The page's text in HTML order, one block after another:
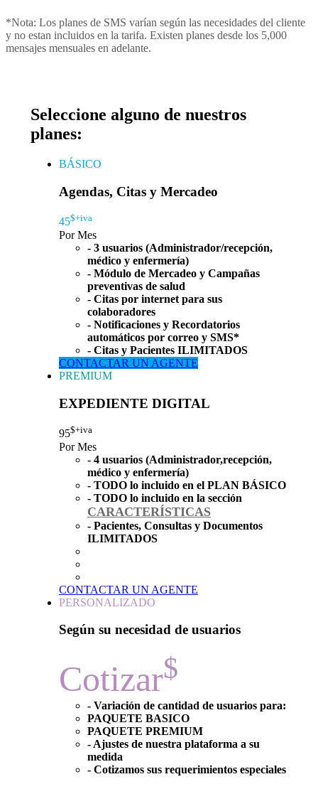
*Nota: Los planes de SMS varían según las necesidades del cliente
y no estan incluidos en la tarifa. Existen planes desde los 5,000
mensajes mensuales en adelante.
Seleccione alguno de nuestros
planes:
BÁSICO
Agendas, Citas y Mercadeo
45$+iva
Por Mes
- 3 usuarios (Administrador/recepción,
médico y enfermería)
- Módulo de Mercadeo y Campañas
preventivas de salud
- Citas por internet para sus
colaboradores
- Notificaciones y Recordatorios
automáticos por correo y SMS*
- Citas y Pacientes ILIMITADOS
CONTACTAR UN AGENTE
PREMIUM
EXPEDIENTE DIGITAL
95$+iva
Por Mes
- 4 usuarios (Administrador,recepción,
médico y enfermería)
- TODO lo incluido en el PLAN BÁSICO
- TODO lo incluido en la sección
CARACTERÍSTICAS
- Pacientes, Consultas y Documentos
ILIMITADOS
CONTACTAR UN AGENTE
PERSONALIZADO
Según su necesidad de usuarios
Cotizar$
- Variación de cantidad de usuarios para:
PAQUETE BASICO
PAQUETE PREMIUM
- Ajustes de nuestra plataforma a su
medida
- Cotizamos sus requerimientos especiales